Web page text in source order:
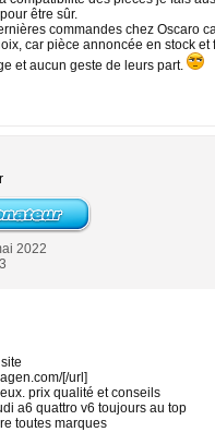
être sûr.
commandes chez Oscaro
car pièce annoncée en stock
et aucun geste de leurs part.
2022
[/url]
prix qualité et conseils
a6 quattro v6 toujours au top
toutes marques